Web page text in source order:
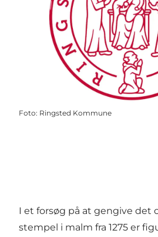
Foto: Ringsted Kommune
I et forsøg på at gengive det
stempel i malm fra 1275 er